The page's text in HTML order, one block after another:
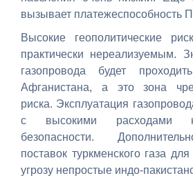
вызывает платежеспособность
Высокие геополитические
практически нереализуемым.
газопровода будет
Афганистана, а это зона
риска. Эксплуатация
с высокими расходами
безопасности.
поставок туркменского газа
угрозу непростые индо-